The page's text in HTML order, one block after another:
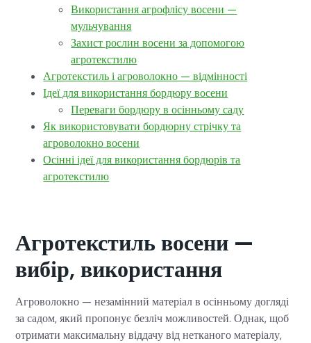
Використання агрофлісу восени —
мульчування
Захист рослин восени за допомогою
агротекстилю
Агротекстиль і агроволокно — відмінності
Ідеї для використання бордюру восени
Переваги бордюру в осінньому саду
Як використовувати бордюрну стрічку та
агроволокно восени
Осінні ідеї для використання бордюрів та
агротекстилю
Агротекстиль восени —
вибір, використання
Агроволокно — незамінний матеріал в осінньому догляді
за садом, який пропонує безліч можливостей. Однак, щоб
отримати максимальну віддачу від нетканого матеріалу,